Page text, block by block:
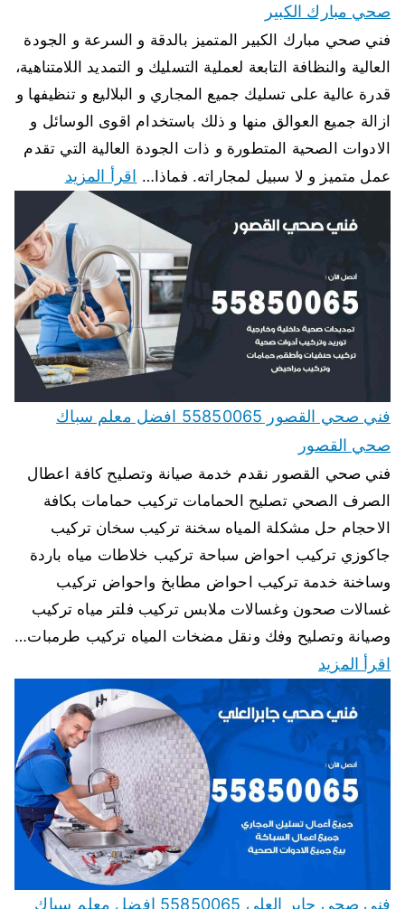
صحي مبارك الكبير
فني صحي مبارك الكبير المتميز بالدقة و السرعة و الجودة
العالية والنظافة التابعة لعملية التسليك و التمديد اللامتناهية،
قدرة عالية على تسليك جميع المجاري و البلاليع و تنظيفها و
ازالة جميع العوالق منها و ذلك باستخدام اقوى الوسائل و
الادوات الصحية المتطورة و ذات الجودة العالية التي تقدم
عمل متميز و لا سبيل لمجاراته. فماذا… اقرأ المزيد
فني صحي القصور 55850065 افضل معلم سباك
صحي القصور
فني صحي القصور نقدم خدمة صيانة وتصليح كافة اعطال
الصرف الصحي تصليح الحمامات تركيب حمامات بكافة
الاحجام حل مشكلة المياه سخنة تركيب سخان تركيب
جاكوزي تركيب احواض سباحة تركيب خلاطات مياه باردة
وساخنة خدمة تركيب احواض مطابخ واحواض تركيب
غسالات صحون وغسالات ملابس تركيب فلتر مياه تركيب
وصيانة وتصليح وفك ونقل مضخات المياه تركيب طرمبات…
اقرأ المزيد
فني صحي جابر العلي 55850065 افضل معلم سباك